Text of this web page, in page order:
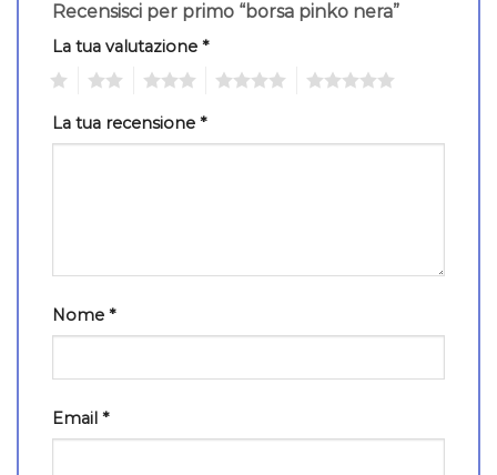
Recensisci per primo “borsa pinko nera”
La tua valutazione *
La tua recensione *
Nome *
Email *